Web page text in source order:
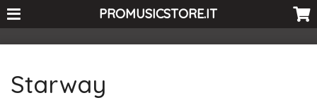
<-- Curio's GSC -->PROMUSICSTORE.IT
Starway